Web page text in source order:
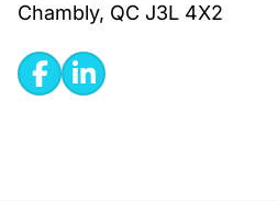
Chambly, QC J3L 4X2